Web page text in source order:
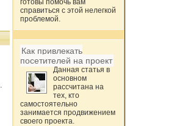
.
готовы помочь вам
справиться с этой нелегкой
проблемой.
Как привлекать
посетителей на проект
Данная статья в
основном
рассчитана на
тех, кто
самостоятельно
занимается продвижением
своего проекта.